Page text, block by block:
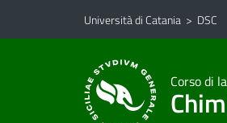
Vai al contenuto principale
Vai al menu di navigazione
Università di Catania > DSC
Corso di